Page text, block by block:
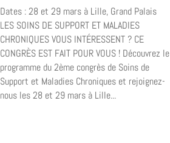
Dates : 28 et 29 mars à Lille, Grand Palais
LES SOINS DE SUPPORT ET MALADIES
CHRONIQUES VOUS INTÉRESSENT ? CE
CONGRÈS EST FAIT POUR VOUS ! Découvrez le
programme du 2ème congrès de Soins de
Support et Maladies Chroniques et rejoignez-
nous les 28 et 29 mars à Lille...